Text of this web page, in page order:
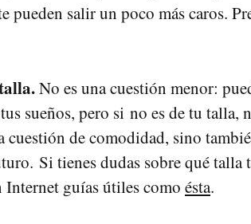
pueden salir un poco más caros.
No es una cuestión menor:
sueños, pero si no es de tu talla,
cuestión de comodidad, sino
Si tienes dudas sobre qué talla
Internet guías útiles como ésta.